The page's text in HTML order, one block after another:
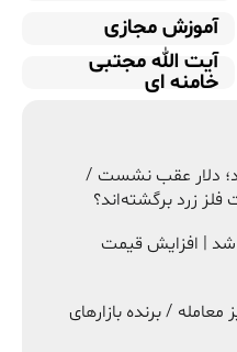
آموزش مجازی
آیت الله مجتبی
خامنه ای
دلار عقب نشست /
زرد برگشته‌اند؟
شد | افزایش قیمت
/ برنده بازارهای